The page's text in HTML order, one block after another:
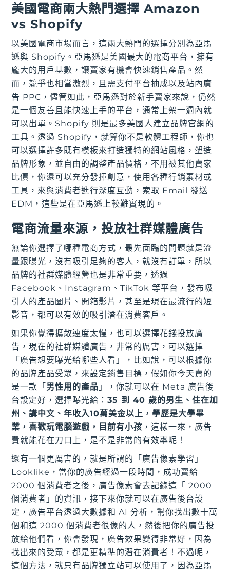
美國電商兩大熱門選擇 Amazon
vs Shopify
以美國電商市場而言，這兩大熱門的選擇分別為亞馬
遜與 Shopify。亞馬遜是美國最大的電商平台，擁有
龐大的用戶基數，讓賣家有機會快速銷售產品。然
而，競爭也相當激烈，且需支付平台抽成以及站內廣
告 PPC，儘管如此，亞馬遜對於新手賣家來說，仍然
是一個友善且能快速上手的平台，通常上架一週內就
可以出單。Shopify 則是最多美國人建立品牌官網的
工具。透過 Shopify，就算你不是軟體工程師，你也
可以選擇許多既有模板來打造獨特的網站風格，塑造
品牌形象，並自由的調整產品價格，不用被其他賣家
比價，你還可以充分發揮創意，使用各種行銷素材或
工具，來與消費者進行深度互動，索取 Email 發送
EDM，這些是在亞馬遜上較難實現的。
電商流量來源，投放社群媒體廣告
無論你選擇了哪種電商方式，最先面臨的問題就是流
量跟曝光，沒有吸引足夠的客人，就沒有訂單，所以
品牌的社群媒體經營也是非常重要，透過
Facebook、Instagram、TikTok 等平台，發布吸
引人的產品圖片、開箱影片，甚至是現在最流行的短
影音，都可以有效的吸引潛在消費客戶。
如果你覺得擴散速度太慢，也可以選擇花錢投放廣
告，現在的社群媒體廣告，非常的厲害，可以選擇
「廣告想要曝光給哪些人看」，比如說，可以根據你
的品牌產品受眾，來設定銷售目標，假如你今天賣的
是一款「男性用的產品 」，你就可以在 Meta 廣告後
台設定好，選擇曝光給：35 到 40 歲的男生、住在加
州、講中文、年收入10萬美金以上，學歷是大學畢
業，喜歡玩電腦遊戲，目前有小孩 ，這樣一來，廣告
費就能花在刀口上，是不是非常的有效率呢！
還有一個更厲害的，就是所謂的「廣告像素學習」
Looklike，當你的廣告經過一段時間，成功賣給
2000 個消費者之後，廣告像素會去記錄這「 2000
個消費者」的資訊，接下來你就可以在廣告後台設
定，廣告平台透過大數據和 AI 分析，幫你找出數十萬
個和這 2000 個消費者很像的人，然後把你的廣告投
放給他們看，你會發現，廣告效果變得非常好，因為
找出來的受眾，都是更精準的潛在消費者！不過呢，
這個方法，就只有品牌獨立站可以使用了，因為亞馬